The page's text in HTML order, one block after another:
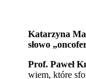
Katarzyna
słowo
Prof. Paweł
wiem, które